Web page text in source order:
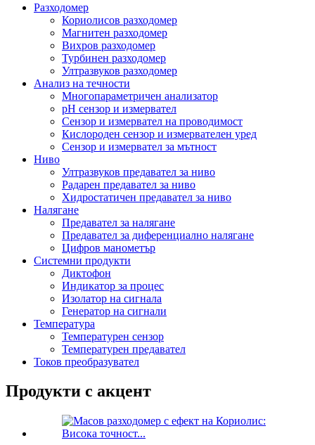
Разходомер
Кориолисов разходомер
Магнитен разходомер
Вихров разходомер
Турбинен разходомер
Ултразвуков разходомер
Анализ на течности
Многопараметричен анализатор
pH сензор и измервател
Сензор и измервател на проводимост
Кислороден сензор и измервателен уред
Сензор и измервател за мътност
Ниво
Ултразвуков предавател за ниво
Радарен предавател за ниво
Хидростатичен предавател за ниво
Налягане
Предавател за налягане
Предавател за диференциално налягане
Цифров манометър
Системни продукти
Диктофон
Индикатор за процес
Изолатор на сигнала
Генератор на сигнали
Температура
Температурен сензор
Температурен предавател
Токов преобразувател
Продукти с акцент